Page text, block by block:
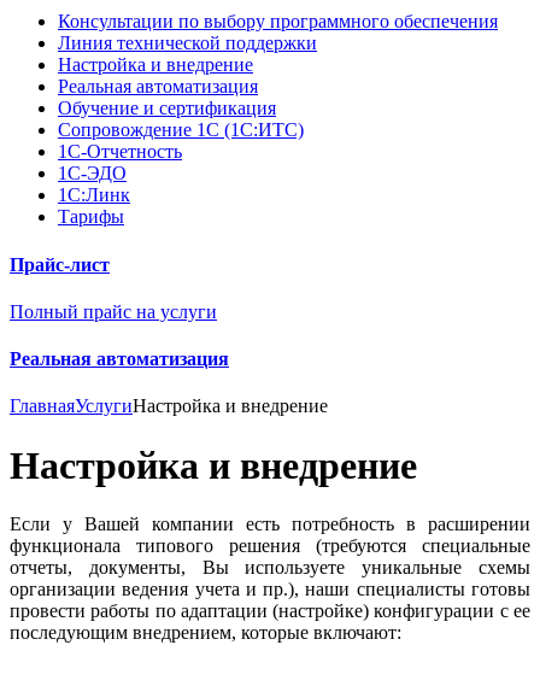
Консультации по выбору программного обеспечения
Линия технической поддержки
Настройка и внедрение
Реальная автоматизация
Обучение и сертификация
Сопровождение 1С (1С:ИТС)
1С-Отчетность
1С-ЭДО
1С:Линк
Тарифы
Прайс-лист
Полный прайс на услуги
Реальная автоматизация
ГлавнаяУслугиНастройка и внедрение
Настройка и внедрение
Если у Вашей компании есть потребность в расширении
функционала типового решения (требуются специальные
отчеты, документы, Вы используете уникальные схемы
организации ведения учета и пр.), наши специалисты готовы
провести работы по адаптации (настройке) конфигурации с ее
последующим внедрением, которые включают: